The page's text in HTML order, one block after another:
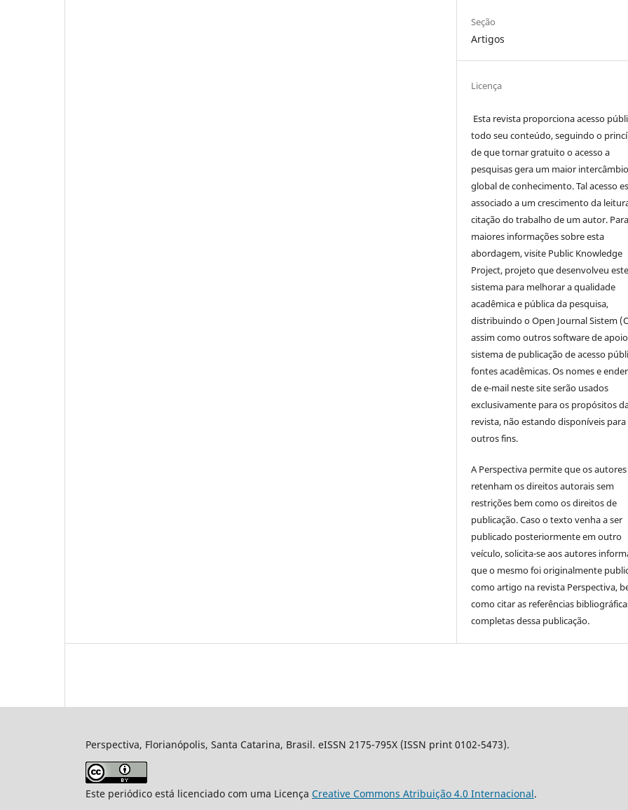
Seção
Artigos
Licença
Esta revista proporciona acesso
todo seu conteúdo, seguindo o
de que tornar gratuito o acesso a
pesquisas gera um maior intercâmbio
global de conhecimento. Tal acesso
associado a um crescimento da
citação do trabalho de um autor. Para
maiores informações sobre esta
abordagem, visite Public Knowledge
Project, projeto que desenvolveu este
sistema para melhorar a qualidade
acadêmica e pública da pesquisa,
distribuindo o Open Journal Sistem
assim como outros software de
sistema de publicação de acesso
fontes acadêmicas. Os nomes e
de e-mail neste site serão usados
exclusivamente para os propósitos
revista, não estando disponíveis para
outros fins.
A Perspectiva permite que os autores
retenham os direitos autorais sem
restrições bem como os direitos de
publicação. Caso o texto venha a ser
publicado posteriormente em outro
veículo, solicita-se aos autores
que o mesmo foi originalmente
como artigo na revista Perspectiva,
como citar as referências
completas dessa publicação.
Perspectiva, Florianópolis, Santa Catarina, Brasil. eISSN 2175-795X (ISSN print 0102-5473).
Este periódico está licenciado com uma Licença Creative Commons Atribuição 4.0 Internacional.